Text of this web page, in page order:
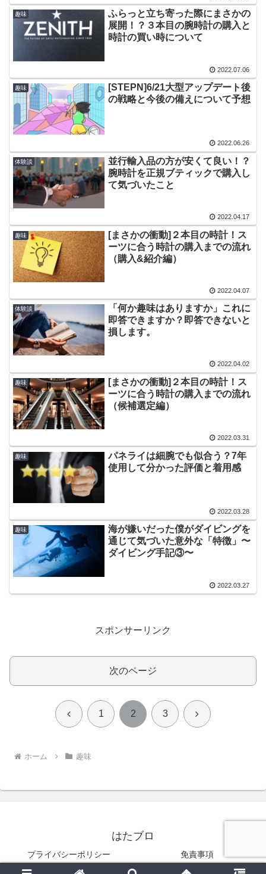
趣味
ふらっと立ち寄った際にまさかの
展開！？３本目の腕時計の購入と
時計の買い時について
2022.07.06
趣味
[STEPN]6/21大型アップデート後
の戦略と今後の備えについて予想
2022.06.26
体験談
並行輸入品の方が安くて良い！？
腕時計を正規ブティックで購入し
て気づいたこと
2022.04.17
趣味
[まさかの衝動]２本目の時計！ス
ーツに合う時計の購入までの流れ
（購入&紹介編）
2022.04.07
体験談
「何か趣味はありますか」これに
即答できますか？即答できないと
損します。
2022.04.02
趣味
[まさかの衝動]２本目の時計！ス
ーツに合う時計の購入までの流れ
（候補選定編）
2022.03.31
趣味
パネライは細腕でも似合う？7年
使用して分かった評価と着用感
2022.03.28
趣味
海が嫌いだった僕がダイビングを
通じて気づいた意外な「特徴」〜
ダイビング手記③〜
2022.03.27
スポンサーリンク
次のページ
前 1 2 3 次
ホーム 趣味
はたブロ
プライバシーポリシー 免責事項